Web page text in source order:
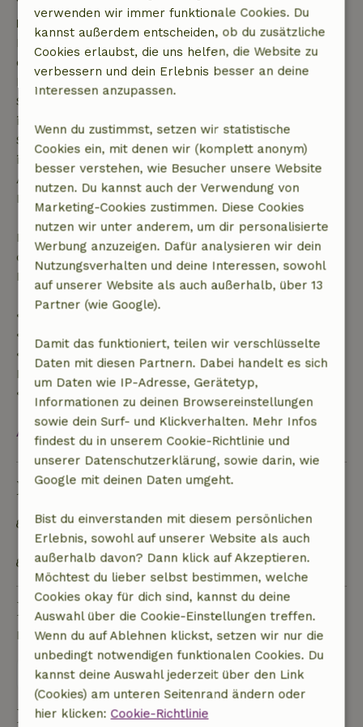
Kostenlose Stornierung innerhalb von 7 Tagen
Kostenlose Stornierung innerhalb von 7 Tagen nach
deiner Buchungsbestätigung, sofern die
Buchungsanfrage mehr als 28 Tage vor dem
Startdatum gestellt wurde. Bei Buchungen, die
innerhalb von 28 Tagen beginnen, gilt die kostenlose
Stornierung innerhalb von 24 Stunden. Wenn du
innerhalb der angegebenen Frist stornierst, hast du
Anspruch auf eine vollständige Rückerstattung des
Buchungsbetrags.
Danach erhältst du eine teilweise Rückerstattung
der Reisekosten und eine 100-prozentige
Rückerstattung der Anzahlung:
• Bis zu 42 Tage vor Anreise: 70 % Rückerstattung
• 42–28 Tage vor Anreise: 40 % Rückerstattung
• 28 Tage bis einschließlich des Anreisetags: 10 %
Rückerstattung
• Am Anreisetag oder später: keine Rückerstattung
Alles ansehen
Nachhaltigkeit
Mülltrennung (Glas, Papier, Plastik,
Lebensmittelabfälle/Bioabfall)
Weitestgehend natürliche Reinigungsprodukte
Eine Frage stellen
Kontakt mit dem Vermieter des Naturhäuschens
Eine nachricht senden
Buchung starten
verwenden wir immer funktionale Cookies. Du
kannst außerdem entscheiden, ob du zusätzliche
Cookies erlaubst, die uns helfen, die Website zu
verbessern und dein Erlebnis besser an deine
Interessen anzupassen.
Wenn du zustimmst, setzen wir statistische
Cookies ein, mit denen wir (komplett anonym)
besser verstehen, wie Besucher unsere Website
nutzen. Du kannst auch der Verwendung von
Marketing-Cookies zustimmen. Diese Cookies
nutzen wir unter anderem, um dir personalisierte
Werbung anzuzeigen. Dafür analysieren wir dein
Nutzungsverhalten und deine Interessen, sowohl
auf unserer Website als auch außerhalb, über 13
Partner (wie Google).
Damit das funktioniert, teilen wir verschlüsselte
Daten mit diesen Partnern. Dabei handelt es sich
um Daten wie IP-Adresse, Gerätetyp,
Informationen zu deinen Browsereinstellungen
sowie dein Surf- und Klickverhalten. Mehr Infos
findest du in unserem Cookie-Richtlinie und
unserer Datenschutzerklärung, sowie darin, wie
Google mit deinen Daten umgeht.
Bist du einverstanden mit diesem persönlichen
Erlebnis, sowohl auf unserer Website als auch
außerhalb davon? Dann klick auf Akzeptieren.
Möchtest du lieber selbst bestimmen, welche
Cookies okay für dich sind, kannst du deine
Auswahl über die Cookie-Einstellungen treffen.
Wenn du auf Ablehnen klickst, setzen wir nur die
unbedingt notwendigen funktionalen Cookies. Du
kannst deine Auswahl jederzeit über den Link
(Cookies) am unteren Seitenrand ändern oder
hier klicken: Cookie-Richtlinie